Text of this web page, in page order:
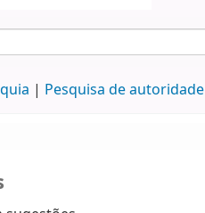
Pesquisa de autoridade